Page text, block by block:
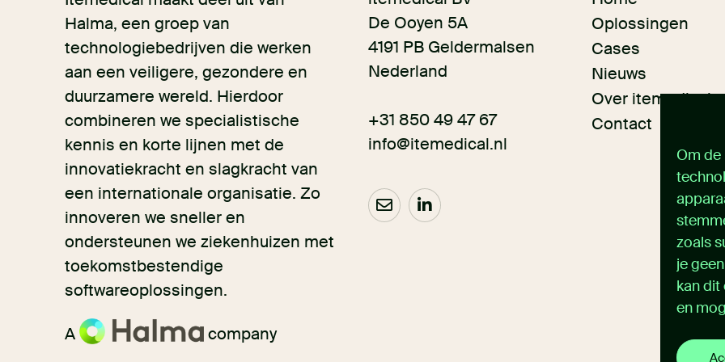
Om
zoals
je
kan dit
en
Halma, een groep van
technologiebedrijven die werken
aan een veiligere, gezondere en
duurzamere wereld. Hierdoor
combineren we specialistische
kennis en korte lijnen met de
innovatiekracht en slagkracht van
een internationale organisatie. Zo
innoveren we sneller en
ondersteunen we ziekenhuizen met
toekomstbestendige
softwareoplossingen.
A company
De Ooyen 5A
4191 PB Geldermalsen
Nederland
+31 850 49 47 67
info@itemedical.nl
Oplossingen
Cases
Nieuws
Over itemedical
Contact